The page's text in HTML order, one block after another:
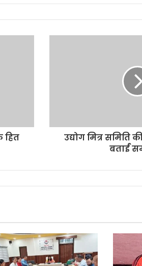
हित
उद्योग मित्र
बताईं